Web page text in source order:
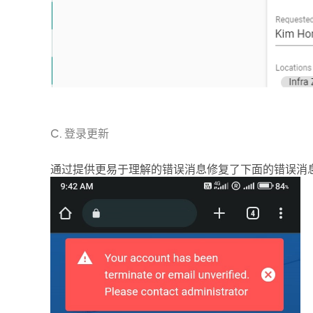
C. 登录更新
通过提供更易于理解的错误消息修复了下面的错误消